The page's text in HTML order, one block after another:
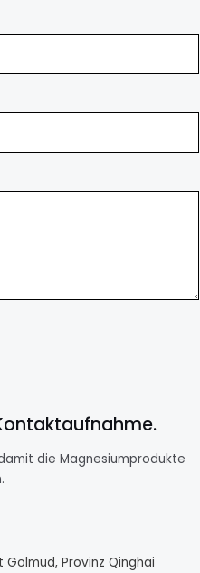
die Magnesiumprodukte
Provinz Qinghai